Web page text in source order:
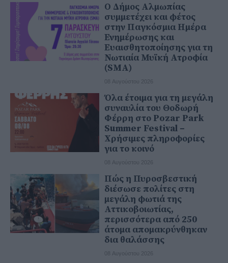
Ο Δήμος Αλμωπίας
συμμετέχει και φέτος
στην Παγκόσμια Ημέρα
Ενημέρωσης και
Ευαισθητοποίησης για τη
Νωτιαία Μυϊκή Ατροφία
(SMA)
08 Αυγούστου 2026
Όλα έτοιμα για τη μεγάλη
συναυλία του Θοδωρή
Φέρρη στο Pozar Park
Summer Festival –
Χρήσιμες πληροφορίες
για το κοινό
08 Αυγούστου 2026
Πώς η Πυροσβεστική
διέσωσε πολίτες στη
μεγάλη φωτιά της
Αττικοβοιωτίας,
περισσότερα από 250
άτομα απομακρύνθηκαν
δια θαλάσσης
08 Αυγούστου 2026